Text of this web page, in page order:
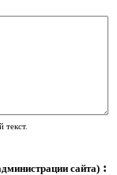
сайта) :